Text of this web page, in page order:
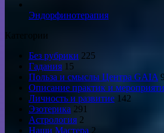
Эндорфинотерапия
Категории
Без рубрики 225
Гадания 15
Польза и смыслы Центра GAIA
Описание практик и
Личность и развитие 142
Эзотерика 291
Астрология 2
Наши Мастера 2